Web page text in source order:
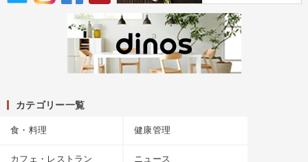
カテゴリー一覧
食・料理 健康管理
カフェ・レストラン ニュース